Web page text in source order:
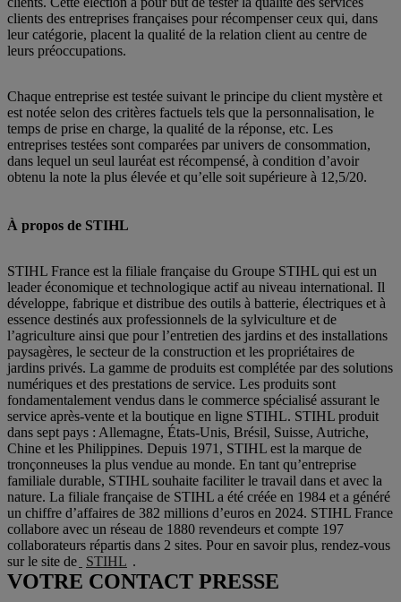
clients des entreprises françaises pour récompenser ceux qui, dans
leur catégorie, placent la qualité de la relation client au centre de
leurs préoccupations.
Chaque entreprise est testée suivant le principe du client mystère et
est notée selon des critères factuels tels que la personnalisation, le
temps de prise en charge, la qualité de la réponse, etc. Les
entreprises testées sont comparées par univers de consommation,
dans lequel un seul lauréat est récompensé, à condition d’avoir
obtenu la note la plus élevée et qu’elle soit supérieure à 12,5/20.
À propos de STIHL
STIHL France est la filiale française du Groupe STIHL qui est un
leader économique et technologique actif au niveau international. Il
développe, fabrique et distribue des outils à batterie, électriques et à
essence destinés aux professionnels de la sylviculture et de
l’agriculture ainsi que pour l’entretien des jardins et des installations
paysagères, le secteur de la construction et les propriétaires de
jardins privés. La gamme de produits est complétée par des solutions
numériques et des prestations de service. Les produits sont
fondamentalement vendus dans le commerce spécialisé assurant le
service après-vente et la boutique en ligne STIHL. STIHL produit
dans sept pays : Allemagne, États-Unis, Brésil, Suisse, Autriche,
Chine et les Philippines. Depuis 1971, STIHL est la marque de
tronçonneuses la plus vendue au monde. En tant qu’entreprise
familiale durable, STIHL souhaite faciliter le travail dans et avec la
nature. La filiale française de STIHL a été créée en 1984 et a généré
un chiffre d’affaires de 382 millions d’euros en 2024. STIHL France
collabore avec un réseau de 1880 revendeurs et compte 197
collaborateurs répartis dans 2 sites. Pour en savoir plus, rendez-vous
sur le site de
STIHL .
VOTRE CONTACT PRESSE